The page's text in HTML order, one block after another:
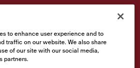
le produit
to enhance user experience and to
traffic on our website. We also share
of our site with our social media,
partners.